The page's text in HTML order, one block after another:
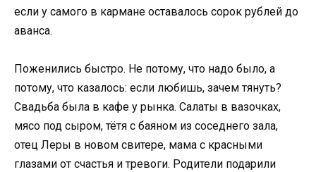
если у самого в кармане оставалось сорок рублей до
аванса.
Поженились быстро. Не потому, что надо было, а
потому, что казалось: если любишь, зачем тянуть?
Свадьба была в кафе у рынка. Салаты в вазочках,
мясо под сыром, тётя с баяном из соседнего зала,
отец Леры в новом свитере, мама с красными
глазами от счастья и тревоги. Родители подарили